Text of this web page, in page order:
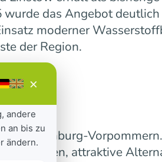
das Angebot
moderner
der Region.
Mecklenburg-
verbinden, attraktive
×
andere
an bis zu
ändern.